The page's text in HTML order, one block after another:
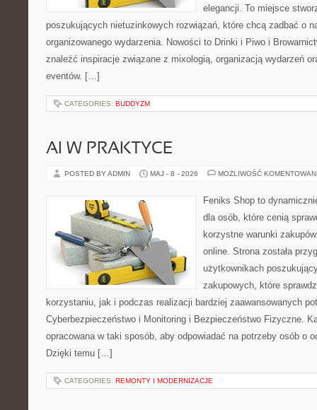
elegancji. To miejsce
poszukujących nietuzinkowych rozwiązań, które chcą zadbać o
organizowanego wydarzenia. Nowości to Drinki i Piwo i
znaleźć inspiracje związane z mixologią, organizacją wydarzeń
eventów. […]
CATEGORIES: BUDDYZM
AI W PRAKTYCE
POSTED BY ADMIN MAJ - 8 - 2026 MOŻLIWOŚĆ
Feniks Shop to
dla osób, które cenią
korzystne warunki
online. Strona została
użytkownikach
zakupowych, które
korzystaniu, jak i podczas realizacji bardziej zaawansowanych
Cyberbezpieczeństwo i Monitoring i Bezpieczeństwo Fizyczne.
opracowana w taki sposób, aby odpowiadać na potrzeby osób o
Dzięki temu […]
CATEGORIES: REMONTY I MODERNIZACJE